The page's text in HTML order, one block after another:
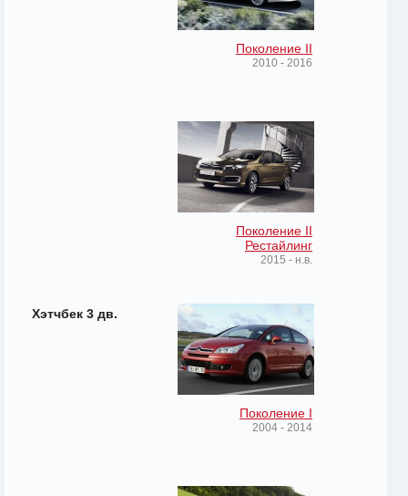
Поколение II
2010 - 2016
Поколение II
Рестайлинг
2015 - н.в.
Хэтчбек 3 дв.
Поколение I
2004 - 2014